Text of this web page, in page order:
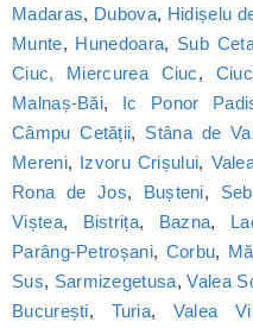
Madaras, Dubova, Hidișelu
Munte, Hunedoara, Sub
Ciuc, Miercurea Ciuc,
Malnaș-Băi, Ic Ponor
Câmpu Cetății, Stâna de
Mereni, Izvoru Crișului,
Rona de Jos, Bușteni,
Viștea, Bistrița, Bazna,
Parâng-Petroșani, Corbu,
Sus, Sarmizegetusa,Valea
București, Turia, Valea